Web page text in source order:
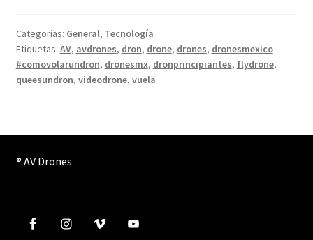
Categorías: General, Tecnología
Etiquetas: AV, avdrones, dron, drone, drones, dronesmexico
#comovolarundron, dronesmx, dronprincipiantes, flydrone,
queesundron, videodrone, vuela
® AV Drones